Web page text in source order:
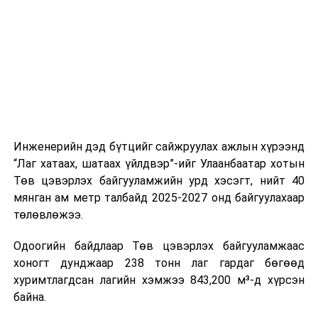
өдөр тутмын ажлын бэлэн байдлыг хангах зэрэг
практик ур чадварыг сургалтын хөтөлбөрт тусгажээ.
Сургалтыг танилцуулах лекц, асуулт-хариулт,
жишээнд суурилсан сургалт, багаар ажиллах дасгал,
танилцах, онцгой нөхцөлд ажиллах дадлага зэрэг
онол, практик хосолсон хэлбэрээр зохион байгуулж
байна.
Инженерийн дэд бүтцийг сайжруулах ажлын хүрээнд
“Лаг хатаах, шатаах үйлдвэр”-ийг Улаанбаатар хотын
Төв цэвэрлэх байгууламжийн урд хэсэгт, нийт 40
мянган ам метр талбайд 2025-2027 онд байгуулахаар
төлөвлөжээ.
Одоогийн байдлаар Төв цэвэрлэх байгууламжаас
хоногт дунджаар 238 тонн лаг гардаг бөгөөд
хуримтлагдсан лагийн хэмжээ 843,200 м³-д хүрсэн
байна.